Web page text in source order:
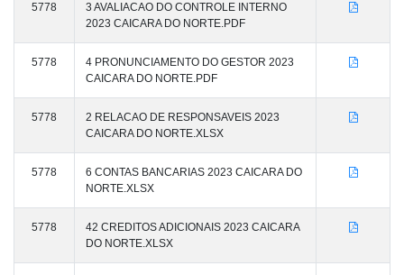
5778
3 AVALIACAO DO CONTROLE INTERNO
2023 CAICARA DO NORTE.PDF
5778
4 PRONUNCIAMENTO DO GESTOR 2023
CAICARA DO NORTE.PDF
5778
2 RELACAO DE RESPONSAVEIS 2023
CAICARA DO NORTE.XLSX
5778
6 CONTAS BANCARIAS 2023 CAICARA DO
NORTE.XLSX
5778
42 CREDITOS ADICIONAIS 2023 CAICARA
DO NORTE.XLSX